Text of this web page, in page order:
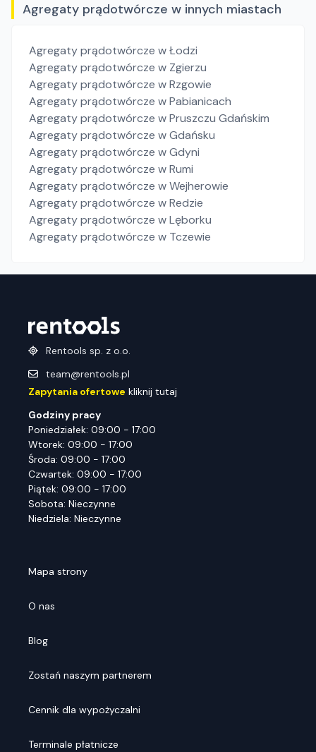
Agregaty prądotwórcze w innych miastach
Agregaty prądotwórcze w Łodzi
Agregaty prądotwórcze w Zgierzu
Agregaty prądotwórcze w Rzgowie
Agregaty prądotwórcze w Pabianicach
Agregaty prądotwórcze w Pruszczu Gdańskim
Agregaty prądotwórcze w Gdańsku
Agregaty prądotwórcze w Gdyni
Agregaty prądotwórcze w Rumi
Agregaty prądotwórcze w Wejherowie
Agregaty prądotwórcze w Redzie
Agregaty prądotwórcze w Lęborku
Agregaty prądotwórcze w Tczewie
Rentools sp. z o.o.
team@rentools.pl
Zapytania ofertowe kliknij tutaj
Godziny pracy
Poniedziałek: 09:00 - 17:00
Wtorek: 09:00 - 17:00
Środa: 09:00 - 17:00
Czwartek: 09:00 - 17:00
Piątek: 09:00 - 17:00
Sobota: Nieczynne
Niedziela: Nieczynne
Mapa strony
O nas
Blog
Zostań naszym partnerem
Cennik dla wypożyczalni
Terminale płatnicze